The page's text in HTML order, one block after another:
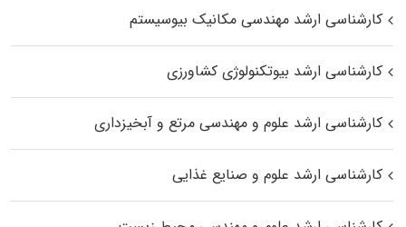
کارشناسی ارشد مهندسی مکانیک بیوسیستم
کارشناسی ارشد بیوتکنولوژی کشاورزی
کارشناسی ارشد علوم و مهندسی مرتع و آبخیزداری
کارشناسی ارشد علوم و صنایع غذایی